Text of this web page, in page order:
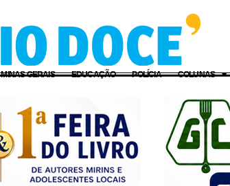
MINAS GERAIS EDUCAÇÃO POLÍCIA COLUNAS